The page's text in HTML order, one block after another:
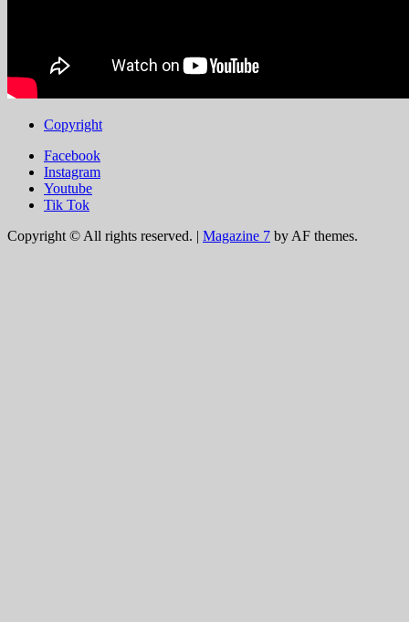
Copyright
Facebook
Instagram
Youtube
Tik Tok
Copyright © All rights reserved. | Magazine 7 by AF themes.